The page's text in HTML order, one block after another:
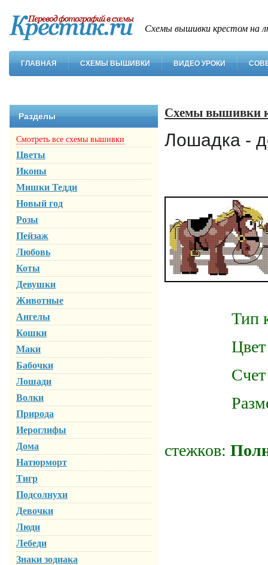
Схемы вышивки крестом на
ГЛАВНАЯ СХЕМЫ ВЫШИВКИ ВИДЕО УРОКИ
Разделы
Смотреть все схемы вышивки
Цветы
Иконы
Мишки Тедди
Новый год
Розы
Пейзаж
Любовь
Коты
Девушки
Животные
Ангелы
Кошки
Маки
Бабочки
Лошади
Волки
Природа
Иероглифы
Дома
Натюрморт
Тигр
Подсолнухи
Девочки
Люди
Лебеди
Знаки зодиака
Схемы вышивки
Лошадка -
Тип
Цвет
Счет
Размер
стежков: